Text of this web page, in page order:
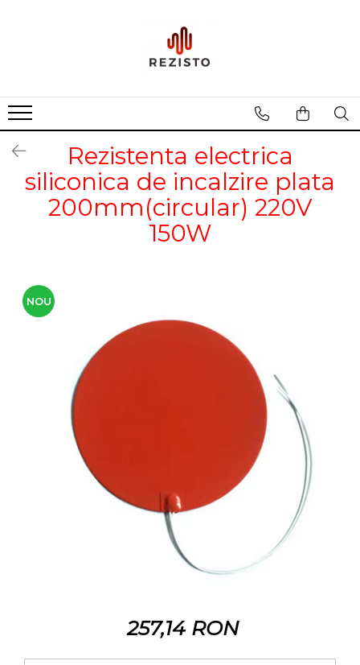
Rezistente cu profil special
Rezistente aero convectie
Rezistente panou solar
Rezistenta electrica
siliconica de incalzire plata
200mm(circular) 220V
150W
NOU
257,14 RON